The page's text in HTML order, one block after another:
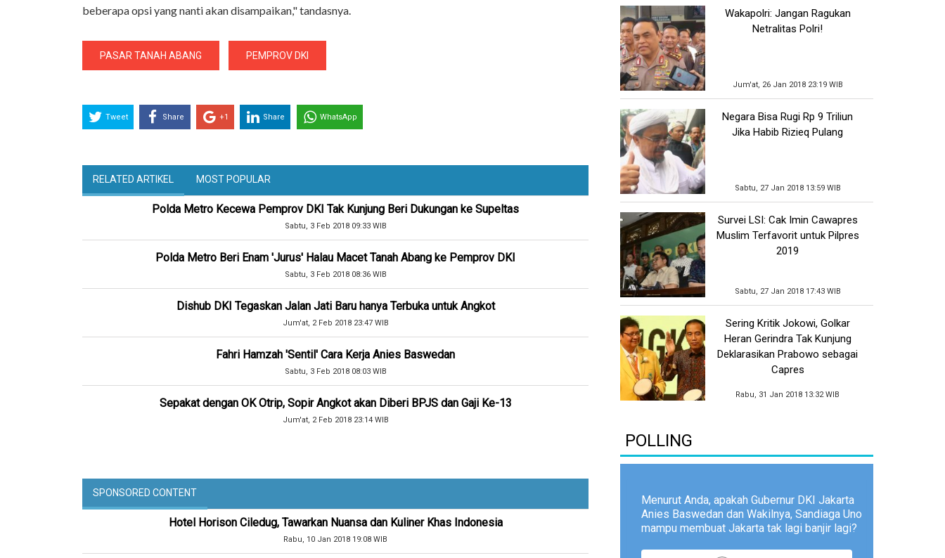
beberapa opsi yang nanti akan disampaikan," tandasnya.
PASAR TANAH ABANG PEMPROV DKI
Tweet Share +1 Share WhatsApp
RELATED ARTIKEL MOST POPULAR
Polda Metro Kecewa Pemprov DKI Tak Kunjung Beri Dukungan ke Supeltas
Sabtu, 3 Feb 2018 09:33 WIB
Polda Metro Beri Enam 'Jurus' Halau Macet Tanah Abang ke Pemprov DKI
Sabtu, 3 Feb 2018 08:36 WIB
Dishub DKI Tegaskan Jalan Jati Baru hanya Terbuka untuk Angkot
Jum'at, 2 Feb 2018 23:47 WIB
Fahri Hamzah 'Sentil' Cara Kerja Anies Baswedan
Sabtu, 3 Feb 2018 08:03 WIB
Sepakat dengan OK Otrip, Sopir Angkot akan Diberi BPJS dan Gaji Ke-13
Jum'at, 2 Feb 2018 23:14 WIB
SPONSORED CONTENT
Hotel Horison Ciledug, Tawarkan Nuansa dan Kuliner Khas Indonesia
Rabu, 10 Jan 2018 19:08 WIB
Wakapolri: Jangan Ragukan
Netralitas Polri!
Jum'at, 26 Jan 2018 23:19 WIB
Negara Bisa Rugi Rp 9 Triliun
Jika Habib Rizieq Pulang
Sabtu, 27 Jan 2018 13:59 WIB
Survei LSI: Cak Imin Cawapres
Muslim Terfavorit untuk Pilpres
2019
Sabtu, 27 Jan 2018 17:43 WIB
Sering Kritik Jokowi, Golkar
Heran Gerindra Tak Kunjung
Deklarasikan Prabowo sebagai
Capres
Rabu, 31 Jan 2018 13:32 WIB
POLLING
Menurut Anda, apakah Gubernur DKI Jakarta
Anies Baswedan dan Wakilnya, Sandiaga Uno
mampu membuat Jakarta tak lagi banjir lagi?